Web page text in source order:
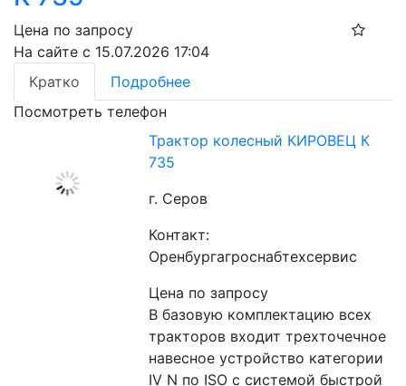
Цена по запросу
На сайте с 15.07.2026 17:04
Кратко
Подробнее
Посмотреть телефон
Трактор колесный КИРОВЕЦ К
735
г. Серов
Контакт:
Оренбургагроснабтехсервис
Цена по запросу
В базовую комплектацию всех
тракторов входит трехточечное
навесное устройство категории
IV N по ISO с системой быстрой